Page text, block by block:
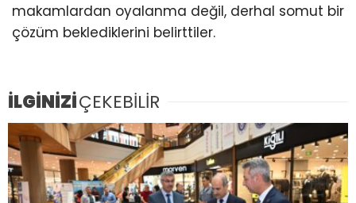
makamlardan oyalanma değil, derhal somut bir
çözüm beklediklerini belirttiler.
İLGİNİZİÇEKEBİLİR